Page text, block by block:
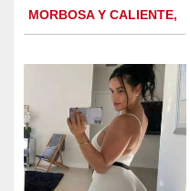
MORBOSA Y CALIENTE,